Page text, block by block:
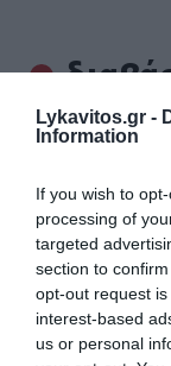
Lykavitos.gr -
Information
If you wish to
processing of
targeted
section to
opt-out request
interest-based
us or personal